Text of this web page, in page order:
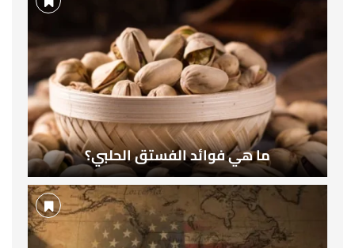
ما هي فوائد الفستق الحلبي؟